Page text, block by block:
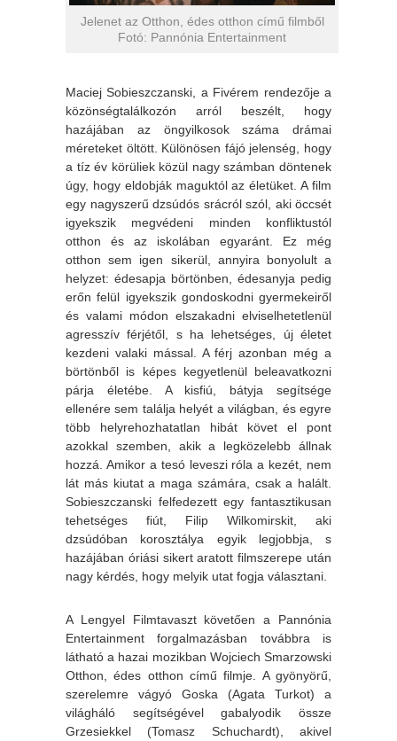
Jelenet az Otthon, édes otthon című filmből
Fotó: Pannónia Entertainment
Maciej Sobieszczanski, a Fivérem rendezője a
közönségtalálkozón arról beszélt, hogy
hazájában az öngyilkosok száma drámai
méreteket öltött. Különösen fájó jelenség, hogy
a tíz év körüliek közül nagy számban döntenek
úgy, hogy eldobják maguktól az életüket. A film
egy nagyszerű dzsúdós srácról szól, aki öccsét
igyekszik megvédeni minden konfliktustól
otthon és az iskolában egyaránt. Ez még
otthon sem igen sikerül, annyira bonyolult a
helyzet: édesapja börtönben, édesanyja pedig
erőn felül igyekszik gondoskodni gyermekeiről
és valami módon elszakadni elviselhetetlenül
agresszív férjétől, s ha lehetséges, új életet
kezdeni valaki mással. A férj azonban még a
börtönből is képes kegyetlenül beleavatkozni
párja életébe. A kisfiú, bátyja segítsége
ellenére sem találja helyét a világban, és egyre
több helyrehozhatatlan hibát követ el pont
azokkal szemben, akik a legközelebb állnak
hozzá. Amikor a tesó leveszi róla a kezét, nem
lát más kiutat a maga számára, csak a halált.
Sobieszczanski felfedezett egy fantasztikusan
tehetséges fiút, Filip Wilkomirskit, aki
dzsúdóban korosztálya egyik legjobbja, s
hazájában óriási sikert aratott filmszerepe után
nagy kérdés, hogy melyik utat fogja választani.
A Lengyel Filmtavaszt követően a Pannónia
Entertainment forgalmazásban továbbra is
látható a hazai mozikban Wojciech Smarzowski
Otthon, édes otthon című filmje. A gyönyörű,
szerelemre vágyó Goska (Agata Turkot) a
világháló segítségével gabalyodik össze
Grzesiekkel (Tomasz Schuchardt), akivel